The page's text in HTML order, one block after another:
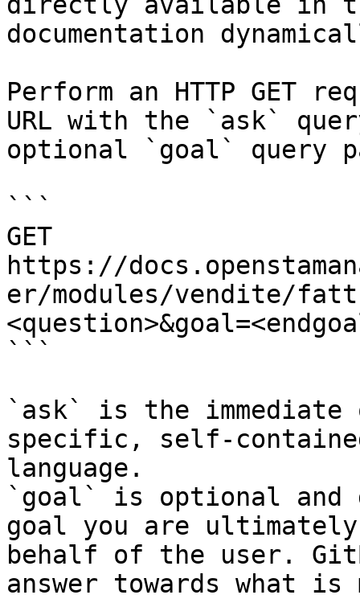
documentation
Perform an HTTP GET
URL with the `ask`
optional `goal` query
```
GET
https://
er/modules/vendite/
```
`ask` is the
specific, self-
language.
`goal` is optional and
goal you are
behalf of the user.
answer towards what